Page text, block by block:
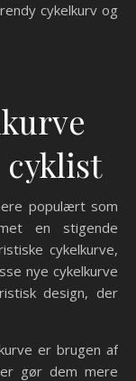
cykelkurv og
populært som
en stigende
cykelkurve,
nye cykelkurve
design, der
er brugen af
gør dem mere